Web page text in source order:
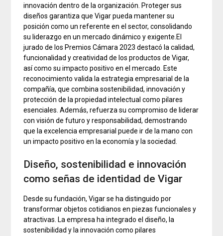
innovación dentro de la organización. Proteger sus
diseños garantiza que Vigar pueda mantener su
posición como un referente en el sector, consolidando
su liderazgo en un mercado dinámico y exigente.El
jurado de los Premios Cámara 2023 destacó la calidad,
funcionalidad y creatividad de los productos de Vigar,
así como su impacto positivo en el mercado. Este
reconocimiento valida la estrategia empresarial de la
compañía, que combina sostenibilidad, innovación y
protección de la propiedad intelectual como pilares
esenciales. Además, refuerza su compromiso de liderar
con visión de futuro y responsabilidad, demostrando
que la excelencia empresarial puede ir de la mano con
un impacto positivo en la economía y la sociedad.
Diseño, sostenibilidad e innovación
como señas de identidad de Vigar
Desde su fundación, Vigar se ha distinguido por
transformar objetos cotidianos en piezas funcionales y
atractivas. La empresa ha integrado el diseño, la
sostenibilidad y la innovación como pilares